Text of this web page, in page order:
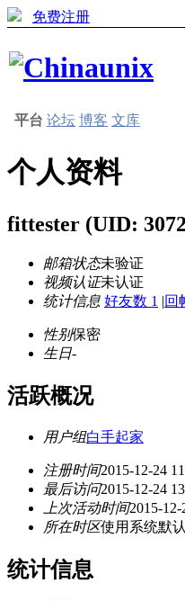
免费注册
平台 论坛 博客 文库
个人资料
fittester (UID:
邮箱状态未验证
视频认证未认证
统计信息 好友数 1 |回
性别保密
生日-
活跃概况
用户组白手起家
注册时间2015-12-24
最后访问2015-12-24
上次活动时间2015-12-
所在时区使用系统默认
统计信息